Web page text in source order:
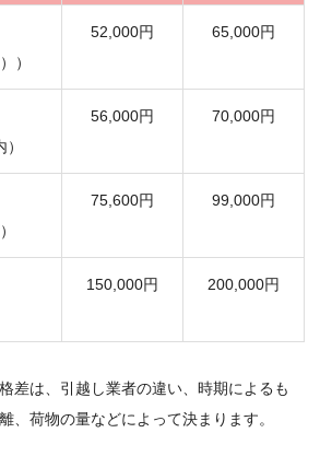
）
52,000円 65,000円
56,000円 70,000円
75,600円 99,000円
150,000円 200,000円
差は、引越し業者の違い、時期によるも
、荷物の量などによって決まります。